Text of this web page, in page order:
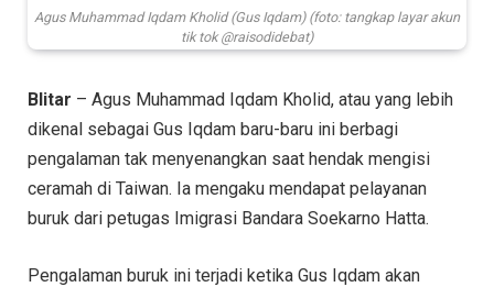
Agus Muhammad Iqdam Kholid (Gus Iqdam) (foto: tangkap layar akun
tik tok @raisodidebat)
Blitar – Agus Muhammad Iqdam Kholid, atau yang lebih
dikenal sebagai Gus Iqdam baru-baru ini berbagi
pengalaman tak menyenangkan saat hendak mengisi
ceramah di Taiwan. Ia mengaku mendapat pelayanan
buruk dari petugas Imigrasi Bandara Soekarno Hatta.
Pengalaman buruk ini terjadi ketika Gus Iqdam akan